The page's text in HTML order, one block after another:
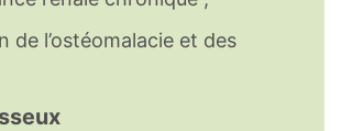
de l’ostéomalacie et des